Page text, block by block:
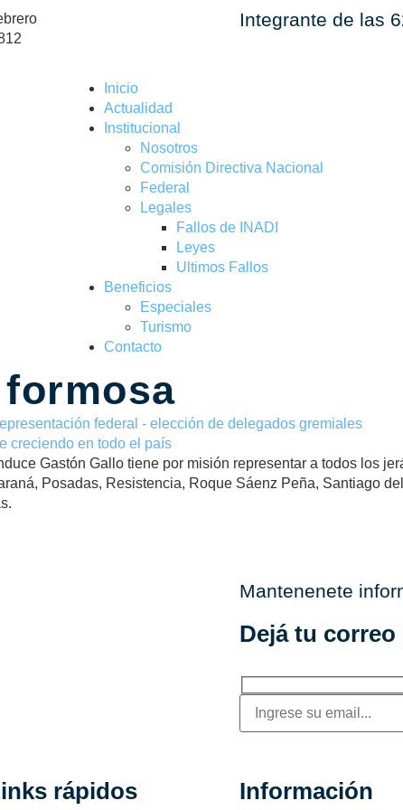
Integrante de las
Inicio
Actualidad
Institucional
Nosotros
Comisión Directiva Nacional
Federal
Legales
Fallos de INADI
Leyes
Ultimos Fallos
Beneficios
Especiales
Turismo
Contacto
formosa
creciendo en todo el país
Gastón Gallo tiene por misión representar a todos los
Posadas, Resistencia, Roque Sáenz Peña, Santiago
Mantenenete
Dejá tu
rápidos Información